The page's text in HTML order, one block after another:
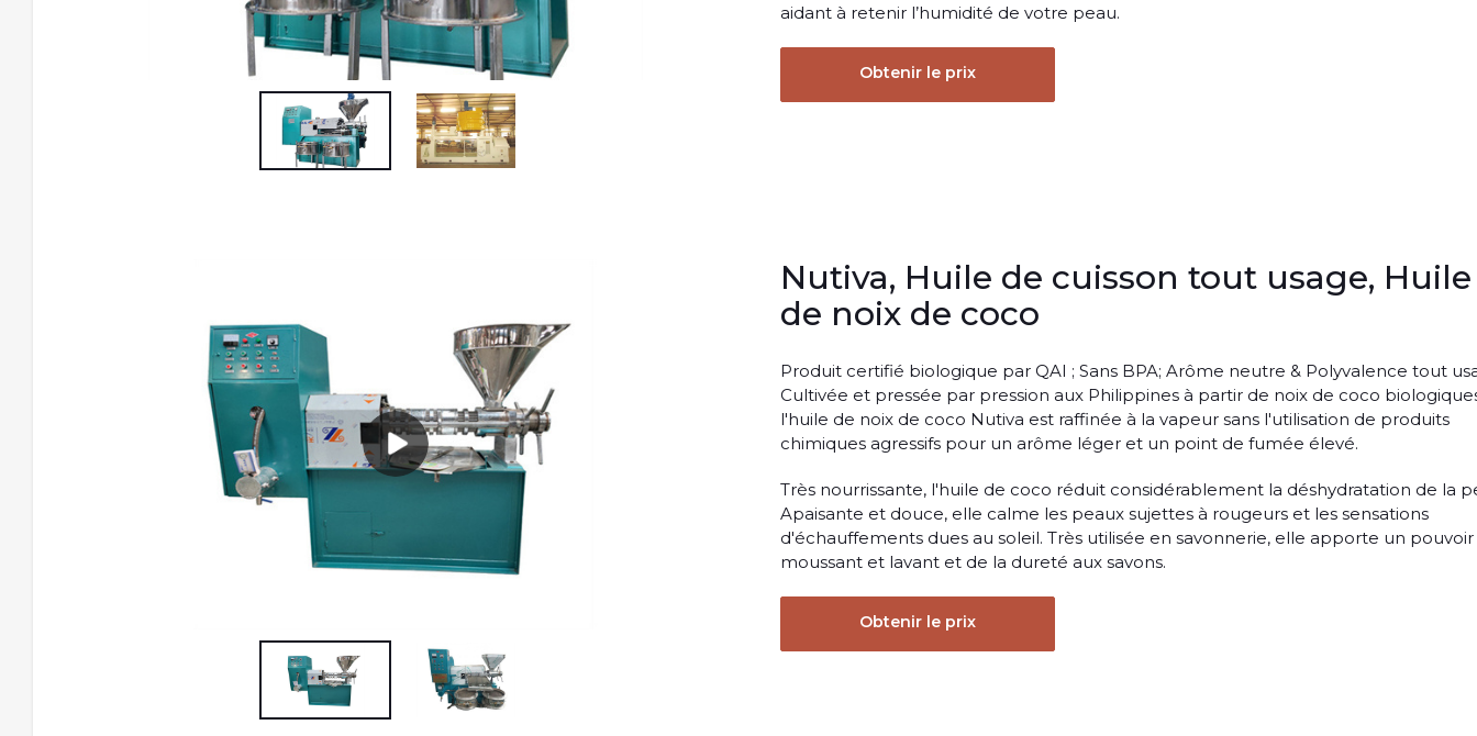
aidant à retenir l’humidité de votre peau.
Obtenir le prix
Nutiva, Huile de cuisson tout usage, Huile
de noix de coco
Produit certifié biologique par QAI ; Sans BPA; Arôme neutre & Polyvalence tout
Cultivée et pressée par pression aux Philippines à partir de noix de coco
l'huile de noix de coco Nutiva est raffinée à la vapeur sans l'utilisation de produits
chimiques agressifs pour un arôme léger et un point de fumée élevé.
Très nourrissante, l'huile de coco réduit considérablement la déshydratation de la
Apaisante et douce, elle calme les peaux sujettes à rougeurs et les sensations
d'échauffements dues au soleil. Très utilisée en savonnerie, elle apporte un pouvoir
moussant et lavant et de la dureté aux savons.
Obtenir le prix